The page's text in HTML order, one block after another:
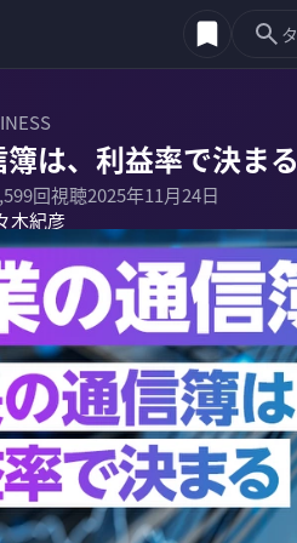
は、利益率で決まる
回視聴2025年11月24日
木紀彦